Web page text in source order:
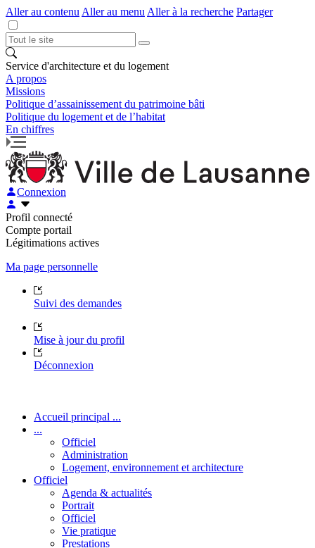
Aller au contenu Aller au menu Aller à la recherche Partager
Service d'architecture et du logement
A propos
Missions
Politique d’assainissement du patrimoine bâti
Politique du logement et de l’habitat
En chiffres
Connexion
Profil connecté
Compte portail
Légitimations actives
Ma page personnelle
Suivi des demandes
Mise à jour du profil
Déconnexion
Accueil principal ...
...
Officiel
Administration
Logement, environnement et architecture
Officiel
Agenda & actualités
Portrait
Officiel
Vie pratique
Prestations